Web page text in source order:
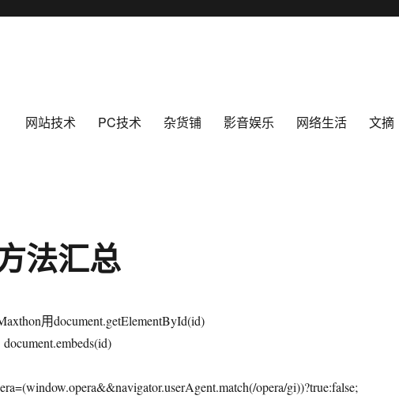
网站技术 PC技术 杂货铺 影音娱乐 网络生活 文摘
法汇总
用document.getElementById(id)
opera/gi))?true:false;